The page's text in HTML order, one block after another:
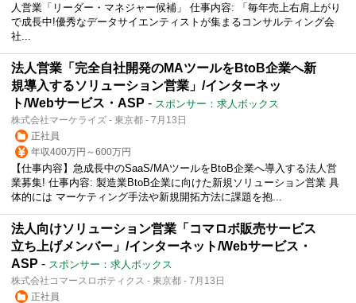
人営業「リーダー・マネジャー候補」 仕事内容: 「毎年売上右肩上がり
で成長中!優秀なデータサイエンティストが集まるコンサルティング会
社...
法人営業「完全自社開発のMAツールをBtoB企業へ新
規導入するソリューション営業」/インターネッ
ト/Webサービス・ASP - スポンサー：求人ボックス
株式会社マーケライズ - 東京都 - 7月13日
正社員
年収400万円～600万円
【仕事内容】急成長中のSaaS/MAツールをBtoB企業へ導入する法人営
業募集! 仕事内容: 製造業BtoB企業に向けた新規ソリューション営業 具
体的には マーケティング手法や新規開拓方法に課題を抱...
法人向けソリューション営業「コマロボ販売サービス
立ち上げメンバー」/インターネット/Webサービス・
ASP - スポンサー：求人ボックス
株式会社コマースロボティクス - 東京都 - 7月13日
正社員